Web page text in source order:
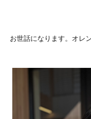
お世話になります。オレ